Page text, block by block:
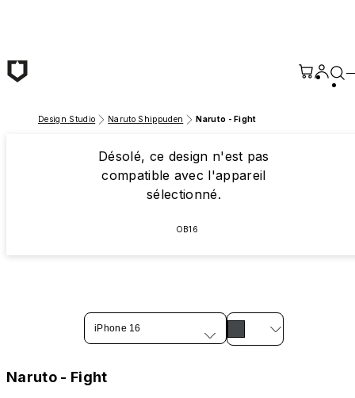
Design Studio Naruto Shippuden Naruto - Fight
Désolé, ce design n'est pas
compatible avec l'appareil
sélectionné.
OB16
iPhone 16
Naruto - Fight